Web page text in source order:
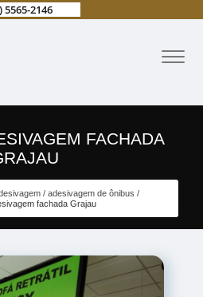
5565-2146
FACHADA
adesivagem de ônibus
fachada Grajau